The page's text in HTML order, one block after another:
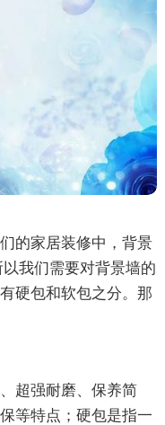
的家居装修中，背景
我们需要对背景墙的
硬包和软包之分。那
超强耐磨、保养简
等特点；硬包是指一